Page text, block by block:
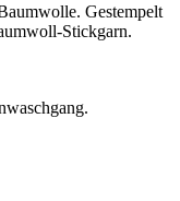
Gestempelt
Stickgarn.